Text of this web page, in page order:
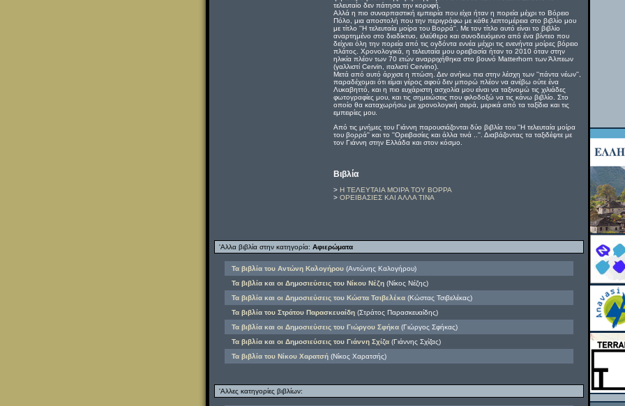
τελευταίο δεν πάτησα την κορυφή.
Αλλά η πιο συναρπαστική εμπειρία που είχα ήταν η πορεία μέχρι το Βόρειο
Πόλο, μια αποστολή που την περιγράφω με κάθε λεπτομέρεια στο βιβλίο μου
με τίτλο ''Η τελευταία μοίρα του Βορρά''. Με τον τίτλο αυτό είναι το βιβλίο
αναρτημένο στο διαδίκτυο, ελεύθερο και συνοδευόμενο από ένα βίντεο που
δείχνει όλη την πορεία από τις ογδόντα εννέα μέχρι τις ενενήντα μοίρες βόρειο
πλάτος. Χρονολογικά, η τελευταία μου ορειβασία ήταν το 2010 όταν στην
ηλικία πλέον των 70 ετών αναρριχήθηκα στο βουνό Matterhorn των Άλπεων
(γαλλιστί Cervin, ιταλιστί Cervino).
Μετά από αυτό άρχισε η πτώση. Δεν ανήκω πια στην λέσχη των ''πάντα νέων'',
παραδέχομαι ότι είμαι γέρος αφού δεν μπορώ πλέον να ανέβω ούτε ένα
Λυκαβηττό, και η πιο ευχάριστη ασχολία μου είναι να ταξινομώ τις χιλιάδες
φωτογραφίες μου, και τις σημειώσεις που φιλοδοξώ να τις κάνω βιβλίο. Στο
οποίο θα καταχωρήσω με χρονολογική σειρά, μερικά από τα ταξίδια και τις
εμπειρίες μου.
Από τις μνήμες του Γιάννη παρουσιάζονται δύο βιβλία του ''Η τελευταία μοίρα
του βορρά'' και το ''Ορειβασίες και άλλα τινά ..''. Διαβάζοντας τα ταξιδέψτε με
τον Γιάννη στην Ελλάδα και στον κόσμο.
Βιβλία
> Η ΤΕΛΕΥΤΑΙΑ ΜΟΙΡΑ ΤΟΥ ΒΟΡΡΑ
> ΟΡΕΙΒΑΣΙΕΣ ΚΑΙ ΑΛΛΑ ΤΙΝΑ
'Αλλα βιβλία στην κατηγορία: Αφιερώματα
Τα βιβλία του Αντώνη Καλογήρου(Αντώνης Καλογήρου)
Τα βιβλία και οι Δημοσιεύσεις του Νίκου Νέζη(Νίκος Νέζης)
Τα βιβλία και οι Δημοσιεύσεις του Κώστα Τσιβελέκα(Κώστας Τσιβελέκας)
Τα βιβλία του Στράτου Παρασκευαίδη (Στράτος Παρασκευαίδης)
Τα βιβλία και οι Δημοσιεύσεις του Γιώργου Σφήκα(Γιώργος Σφήκας)
Τα βιβλία και οι Δημοσιεύσεις του Γιάννη Σχίζα(Γιάννης Σχίζας)
Τα βιβλία του Νίκου Χαρατσή(Νίκος Χαρατσής)
'Αλλες κατηγορίες βιβλίων: